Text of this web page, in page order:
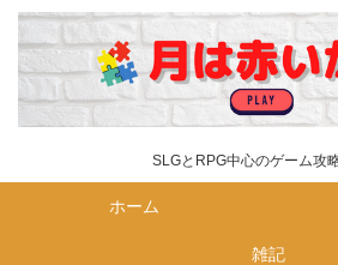
SLGとRPG中心のゲーム攻
ホーム
雑記